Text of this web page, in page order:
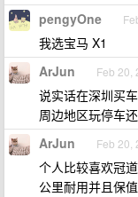
pengyOne
我选宝马 X1
ArJun Feb 20,
说实话在深圳买
周边地区玩停车
ArJun Feb 20,
个人比较喜欢冠
公里耐用并且保值